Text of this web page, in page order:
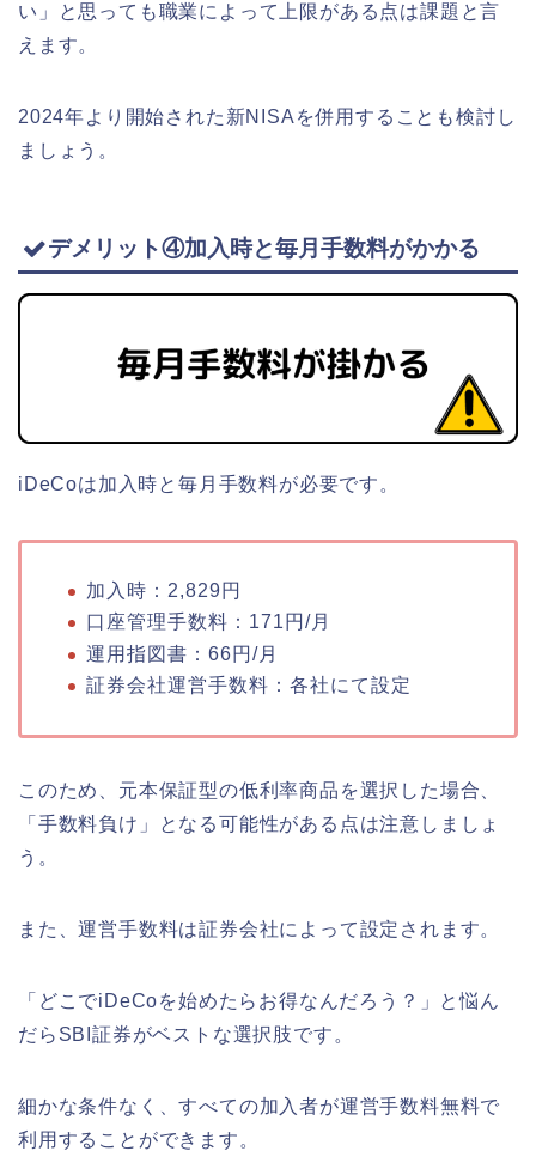
い」と思っても職業によって上限がある点は課題と言
えます。
2024年より開始された新NISAを併用することも検討し
ましょう。
デメリット④加入時と毎月手数料がかかる
iDeCoは加入時と毎月手数料が必要です。
加入時：2,829円
口座管理手数料：171円/月
運用指図書：66円/月
証券会社運営手数料：各社にて設定
このため、元本保証型の低利率商品を選択した場合、
「手数料負け」となる可能性がある点は注意しましょ
う。
また、運営手数料は証券会社によって設定されます。
「どこでiDeCoを始めたらお得なんだろう？」と悩ん
だらSBI証券がベストな選択肢です。
細かな条件なく、すべての加入者が運営手数料無料で
利用することができます。